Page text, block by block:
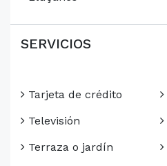
SERVICIOS
Tarjeta de crédito
Televisión
Terraza o jardín